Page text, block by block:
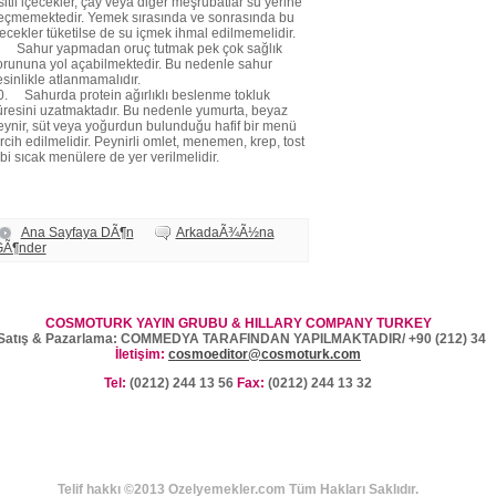
Yemek sırasında ve sonrasında bu
tüketilse de su içmek ihmal edilmemelidir.
Sahur yapmadan oruç tutmak pek çok sağlık
yol açabilmektedir. Bu nedenle sahur
atlanmamalıdır.
Sahurda protein ağırlıklı beslenme tokluk
uzatmaktadır. Bu nedenle yumurta, beyaz
süt veya yoğurdun bulunduğu hafif bir menü
edilmelidir. Peynirli omlet, menemen, krep, tost
sıcak menülere de yer verilmelidir.
Ana Sayfaya DÃ¶n
ArkadaÃ¾Ã½na
COSMOTURK YAYIN GRUBU & HILLARY COMPANY TURKEY
& Pazarlama: COMMEDYA TARAFINDAN YAPILMAKTADIR/ +90 (212)
İletişim: cosmoeditor@cosmoturk.com
Tel: (0212) 244 13 56 Fax: (0212) 244 13 32
Telif hakkı ©2013 Ozelyemekler.com Tüm Hakları Saklıdır.